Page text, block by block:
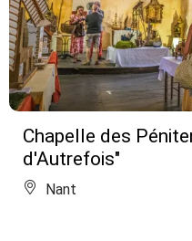
Chapelle des
d'Autrefois"
Nant